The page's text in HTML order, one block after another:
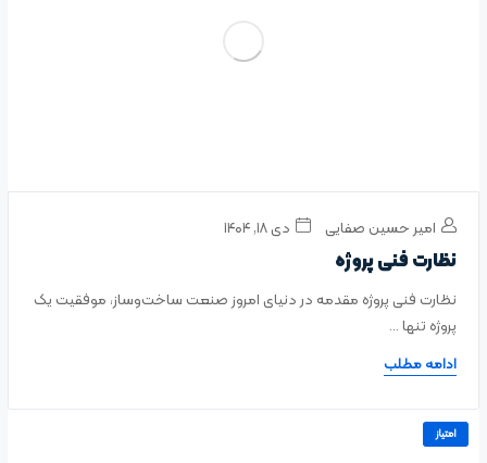
امیر حسین صفایی دی ۱۸, ۱۴۰۴
نظارت فنی پروژه
نظارت فنی پروژه مقدمه در دنیای امروز صنعت ساخت‌وساز، موفقیت یک
پروژه تنها ...
ادامه مطلب
امتیاز